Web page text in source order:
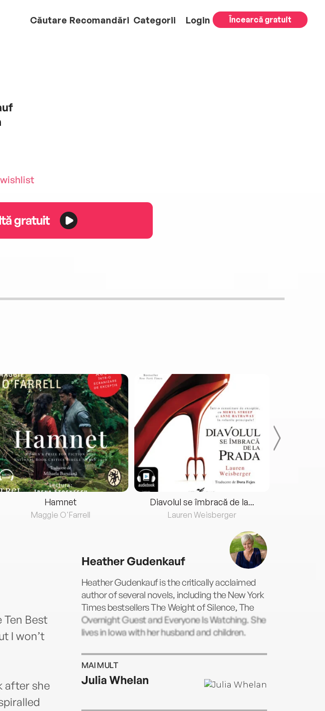
Căutare Recomandări Categorii Login Încearcă gratuit
gratuit
Hamnet
Maggie O'Farrell
Diavolul se îmbracă de la...
Lauren Weisberger
Ten Best
I won’t
after she
Heather Gudenkauf
Heather Gudenkauf is the critically acclaimed
author of several novels, including the New York
Times bestsellers The Weight of Silence, The
Overnight Guest and Everyone Is Watching. She
lives in Iowa with her husband and children.
MAI MULT
Julia Whelan